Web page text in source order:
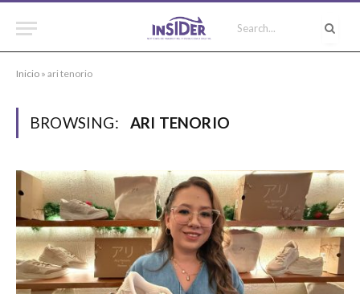
Inicio » ari tenorio
BROWSING: ARI TENORIO